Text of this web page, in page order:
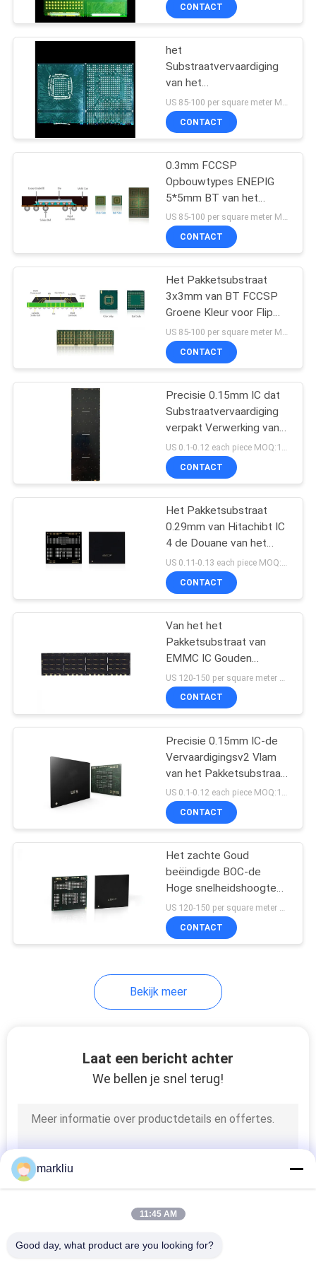
CONTACTEER
ONS
NIEUWS
VERZOEK
OM EEN
SITEMAP
PRIVACY
POLICY
Het Substraat van
het slokjepakket
Pakketsubstraat
8
Sensorensubstraat
3
Rf-Modulesubstraat
2
Geheugensubstraat
MEMS-Substraat
IoTsubstraat
Ander Uiterst dun
Substraat
CONTACT
het
Substraatvervaardiging
van het
halfgeleiderfccsp Pakket
CONTACT
0.3mm FCCSP
Opbouwtypes ENEPIG
5*5mm BT van het
Pakketsubstraat 4L
Materiaal
US 85-100 per square meter MOQ:1 vierkante meter
CONTACT
Het Pakketsubstraat
3x3mm van BT FCCSP
Groene Kleur voor Flip
Chip Assembly
US 85-100 per square meter MOQ:1 vierkante meter
CONTACT
Precisie 0.15mm IC dat
Substraatvervaardiging
verpakt Verwerking van
de 4 Laag de
Elektrolytische Folie
CONTACT
Het Pakketsubstraat
0.29mm van Hitachibt IC
4 de Douane van het
Laag0.5oz Koper
CONTACT
Van het het
Pakketsubstraat van
EMMC IC Gouden
Plateren 0.2mm van PCB
BGA Gebeëindigd FR4-
Materiaal
CONTACT
Precisie 0.15mm IC-de
Vervaardigingsv2 Vlam
van het Pakketsubstraat
- vertrager
US 0.1-0.12 each piece MOQ:1000 stuks
CONTACT
Het zachte Goud
beëindigde BOC-de
Hoge snelheidshoogte
van het Pakketsubstraat
- dichtheid voor
Geheugenspaander
US 120-150 per square meter MOQ:1 vierkante meter
CONTACT
Bekijk meer
Laat een bericht achter
We bellen je snel terug!
markliu
11:45 AM
Good day, what product are you looking for?